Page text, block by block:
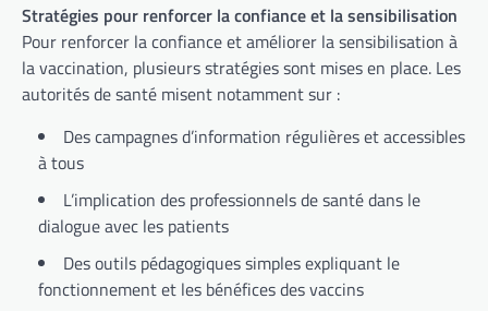
Stratégies pour renforcer la confiance et la sensibilisation
Pour renforcer la confiance et améliorer la sensibilisation à
la vaccination, plusieurs stratégies sont mises en place. Les
autorités de santé misent notamment sur :
Des campagnes d’information régulières et accessibles
à tous
L’implication des professionnels de santé dans le
dialogue avec les patients
Des outils pédagogiques simples expliquant le
fonctionnement et les bénéfices des vaccins